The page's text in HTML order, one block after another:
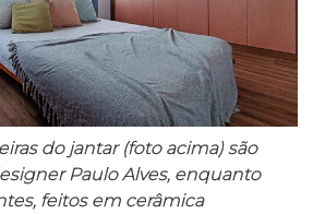
do jantar (foto acima) são
Paulo Alves, enquanto
feitos em cerâmica